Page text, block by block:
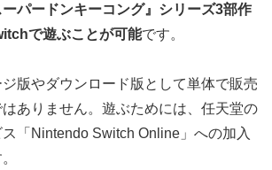
パードンキーコング』シリーズ3部作
で遊ぶことが可能です。
版やダウンロード版として単体で販売
ありません。遊ぶためには、任天堂の
「Nintendo Switch Online」への加入